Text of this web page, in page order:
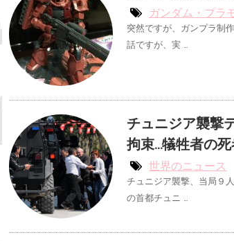
ガンダム・プラ
突然ですが、ガンプラ制
話ですが、実 …
チュニジア襲撃
拘束…犠牲者の
世界のニュース
チュニジア襲撃、当局９
の首都チュニ …